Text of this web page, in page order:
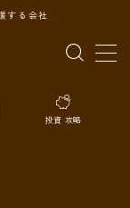
する会社
投資 攻略